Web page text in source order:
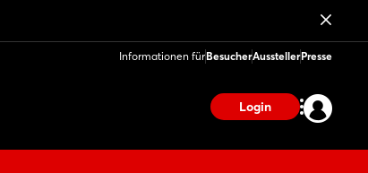
Informationen fürBesucherAusstellerPresse
Login